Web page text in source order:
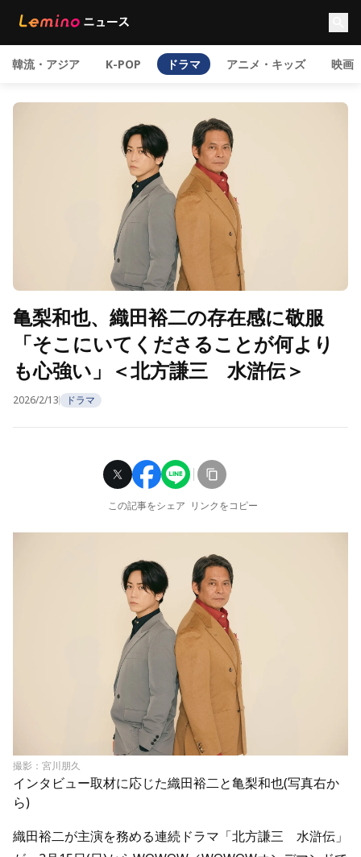
韓流・アジア K-POP ドラマ アニメ・キッズ 映画
亀梨和也、織田裕二の存在感に敬服
「そこにいてくださることが何より
も心強い」＜北方謙三 水滸伝＞
2026/2/13 ドラマ
この記事をシェア リンクをコピー
撮影：宮川朋久
インタビュー取材に応じた織田裕二と亀梨和也(写真右か
ら)
織田裕二が主演を務める連続ドラマ「北方謙三 水滸伝」